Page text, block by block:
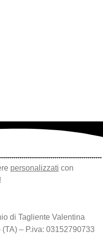
personalizzati con
di Tagliente Valentina
– P.iva: 03152790733